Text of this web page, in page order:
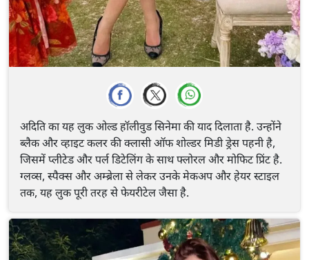
अदिति का यह लुक ओल्ड हॉलीवुड सिनेमा की याद दिलाता है. उन्होंने
ब्लैक और व्हाइट कलर की क्लासी ऑफ शोल्डर मिडी ड्रेस पहनी है,
जिसमें प्लीटेड और पर्ल डिटेलिंग के साथ फ्लोरल और मोफिट प्रिंट है.
ग्लव्स, स्पैक्स और अम्ब्रेला से लेकर उनके मेकअप और हेयर स्टाइल
तक, यह लुक पूरी तरह से फेयरीटेल जैसा है.